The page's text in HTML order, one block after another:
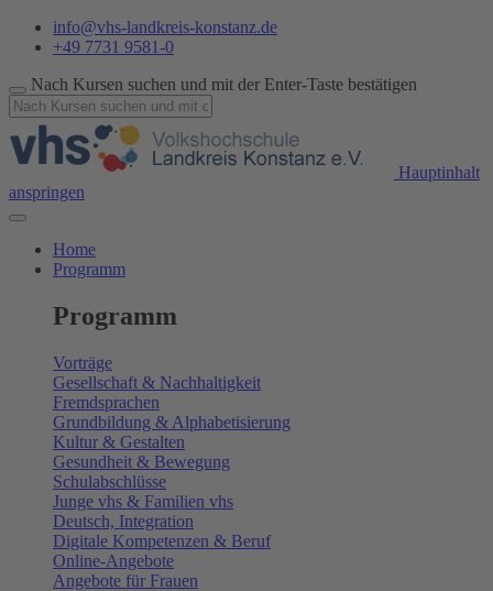
info@vhs-landkreis-konstanz.de
+49 7731 9581-0
Nach Kursen suchen und mit der Enter-Taste bestätigen
Hauptinhalt
anspringen
Home
Programm
Programm
Vorträge
Gesellschaft & Nachhaltigkeit
Fremdsprachen
Grundbildung & Alphabetisierung
Kultur & Gestalten
Gesundheit & Bewegung
Schulabschlüsse
Junge vhs & Familien vhs
Deutsch, Integration
Digitale Kompetenzen & Beruf
Online-Angebote
Angebote für Frauen